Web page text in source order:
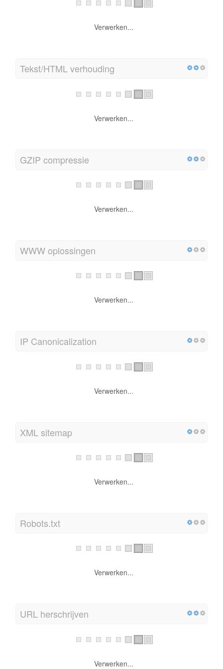
Verwerken...
Tekst/HTML verhouding
Verwerken...
GZIP compressie
Verwerken...
WWW oplossingen
Verwerken...
IP Canonicalization
Verwerken...
XML sitemap
Verwerken...
Robots.txt
Verwerken...
URL herschrijven
Verwerken...